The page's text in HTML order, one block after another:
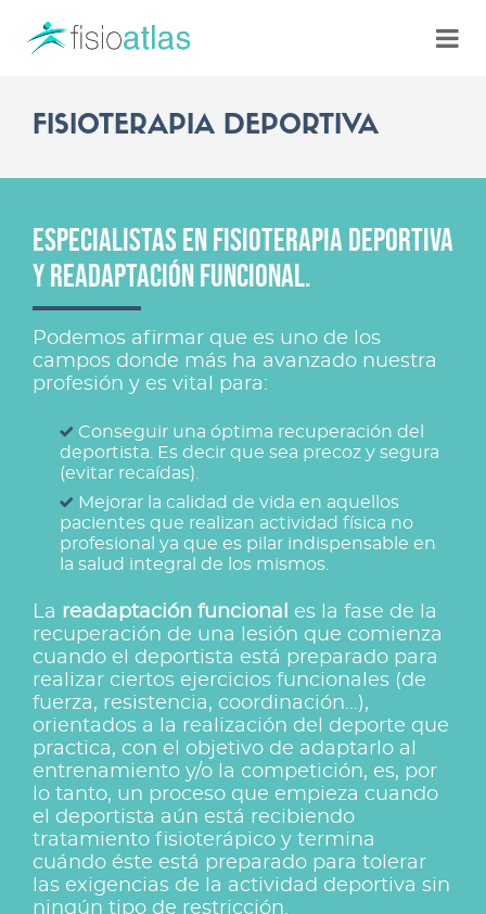
FISIOTERAPIA DEPORTIVA
ESPECIALISTAS EN FISIOTERAPIA DEPORTIVA
Y READAPTACIÓN FUNCIONAL.
Podemos afirmar que es uno de los
campos donde más ha avanzado nuestra
profesión y es vital para:
Conseguir una óptima recuperación del
deportista. Es decir que sea precoz y segura
(evitar recaídas).
Mejorar la calidad de vida en aquellos
pacientes que realizan actividad física no
profesional ya que es pilar indispensable en
la salud integral de los mismos.
La readaptación funcional
es la fase de la
recuperación de una lesión que comienza
cuando el deportista está preparado para
realizar ciertos ejercicios funcionales (de
fuerza, resistencia, coordinación…),
orientados a la realización del deporte que
practica, con el objetivo de adaptarlo al
entrenamiento y/o la competición, es, por
lo tanto, un proceso que empieza cuando
el deportista aún está recibiendo
tratamiento fisioterápico y termina
cuándo éste está preparado para tolerar
las exigencias de la actividad deportiva sin
ningún tipo de restricción.